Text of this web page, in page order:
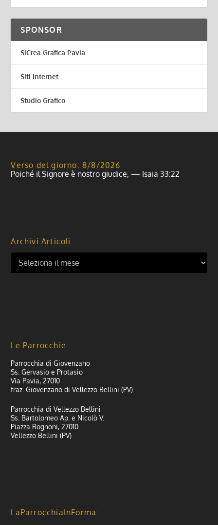
SPONSOR
SiCrea Grafica Pavia
Siti Internet
Studio Grafico
Verso del giorno: 8/8/2026
Poiché il Signore è nostro giudice, — Isaia 33:22
Archivi Articoli:
Le Parrocchie:
Parrocchia di Giovenzano
Ss. Gervasio e Protasio
Via Pavia, 27010
fraz. Giovenzano di Vellezzo Bellini (PV)
Parrocchia di Vellezzo Bellini
Ss. Bartolomeo Ap. e Nicolò V.
Piazza Rognoni, 27010
Vellezzo Bellini (PV)
LaParrocchiaInForma: